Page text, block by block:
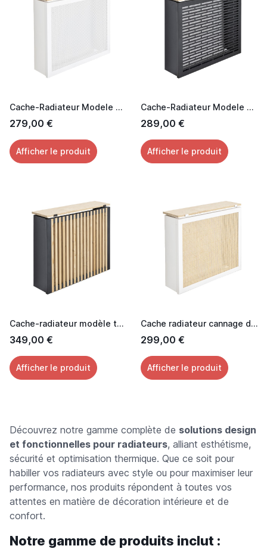
Cache-Radiateur Modele Grillage Trèfle
279,00 €
Afficher le produit
Cache-Radiateur Modele Horizon
289,00 €
Afficher le produit
Cache-radiateur modèle tasseaux
349,00 €
Afficher le produit
Cache radiateur cannage design avec tablette chêne
299,00 €
Afficher le produit
Découvrez notre gamme complète de solutions design
et fonctionnelles pour radiateurs, alliant esthétisme,
sécurité et optimisation thermique. Que ce soit pour
habiller vos radiateurs avec style ou pour maximiser leur
performance, nos produits répondent à toutes vos
attentes en matière de décoration intérieure et de
confort.
Notre gamme de produits inclut :